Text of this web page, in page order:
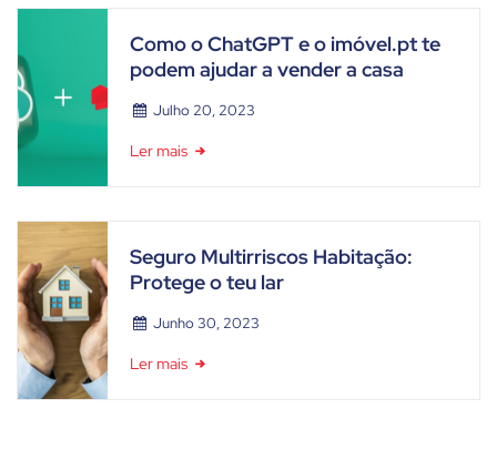
Como o ChatGPT e o imóvel.pt te
podem ajudar a vender a casa
Julho 20, 2023
Ler mais
Seguro Multirriscos Habitação:
Protege o teu lar
Junho 30, 2023
Ler mais